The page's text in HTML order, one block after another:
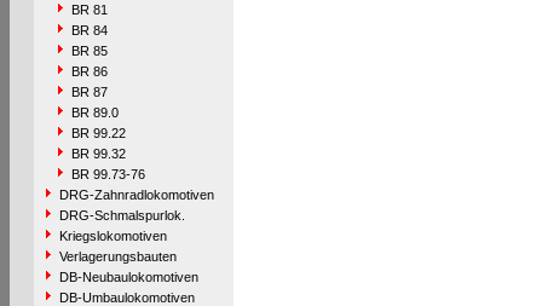
BR 81
BR 84
BR 85
BR 86
BR 87
BR 89.0
BR 99.22
BR 99.32
BR 99.73-76
DRG-Zahnradlokomotiven
DRG-Schmalspurlok.
Kriegslokomotiven
Verlagerungsbauten
DB-Neubaulokomotiven
DB-Umbaulokomotiven